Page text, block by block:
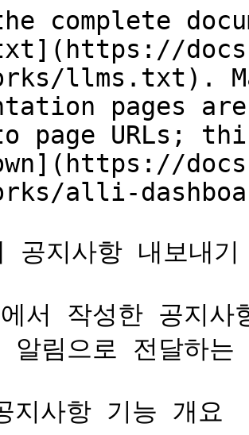
complete
llms.txt).
pages
page URLs;
alli-
공지사항 내보내기
에서 작성한 공지
알림으로 전달하
사항 기능 개요